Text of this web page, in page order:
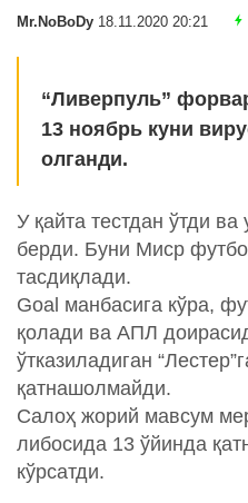
Mr.NoBoDy 18.11.2020 20:21
“Ливерпуль”
13 ноябрь куни
олганди.
У қайта тестдан ўтди
берди. Буни Миср
тасдиқлади.
Goal манбасига кўра,
қолади ва АПЛ
ўтказиладиган
қатнашолмайди.
Салоҳ жорий мавсум
либосида 13 ўйинда
кўрсатди.